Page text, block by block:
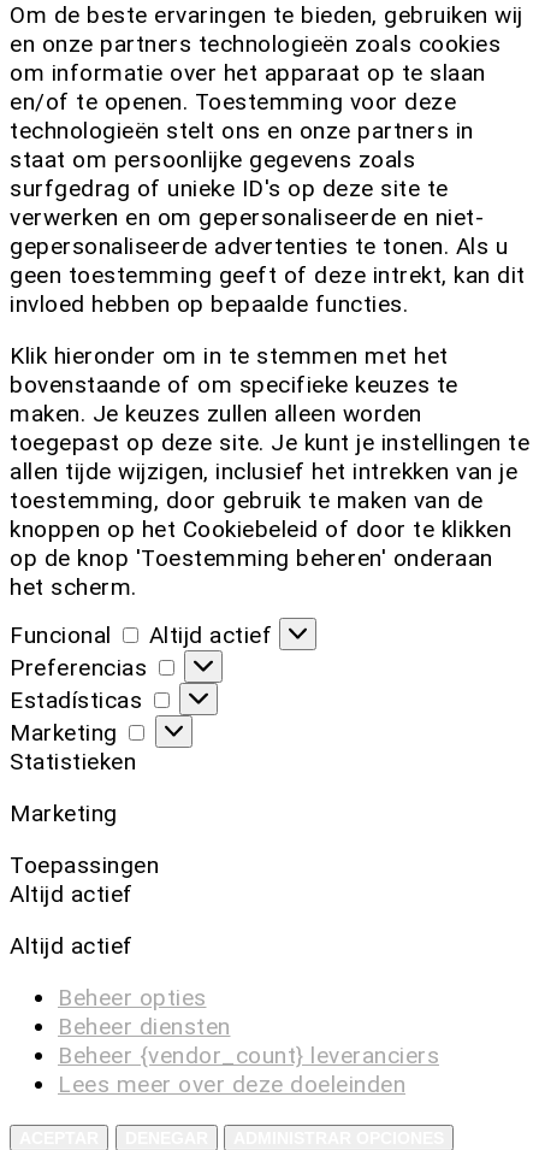
Om de beste ervaringen te bieden, gebruiken wij
en onze partners technologieën zoals cookies
om informatie over het apparaat op te slaan
en/of te openen. Toestemming voor deze
technologieën stelt ons en onze partners in
staat om persoonlijke gegevens zoals
surfgedrag of unieke ID's op deze site te
verwerken en om gepersonaliseerde en niet-
gepersonaliseerde advertenties te tonen. Als u
geen toestemming geeft of deze intrekt, kan dit
invloed hebben op bepaalde functies.
Klik hieronder om in te stemmen met het
bovenstaande of om specifieke keuzes te
maken. Je keuzes zullen alleen worden
toegepast op deze site. Je kunt je instellingen te
allen tijde wijzigen, inclusief het intrekken van je
toestemming, door gebruik te maken van de
knoppen op het Cookiebeleid of door te klikken
op de knop 'Toestemming beheren' onderaan
het scherm.
Funcional
Altijd actief
Preferencias
Estadísticas
Marketing
Statistieken
Marketing
Toepassingen
Altijd actief
Altijd actief
Beheer opties
Beheer diensten
Beheer {vendor_count} leveranciers
Lees meer over deze doeleinden